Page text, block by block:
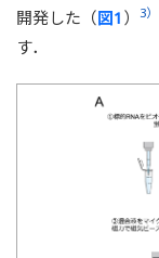
開発した（図1 ） 3）
す．